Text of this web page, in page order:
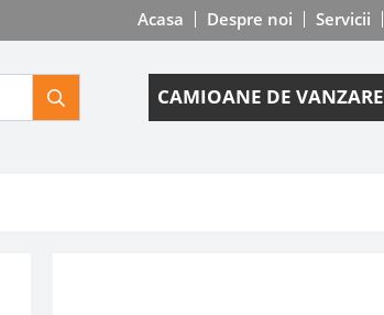
Acasa Despre noi Servicii
CAMIOANE DE VANZARE